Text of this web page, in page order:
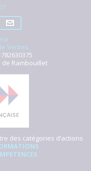
Ventes
Rambouillet
des catégories d’actions